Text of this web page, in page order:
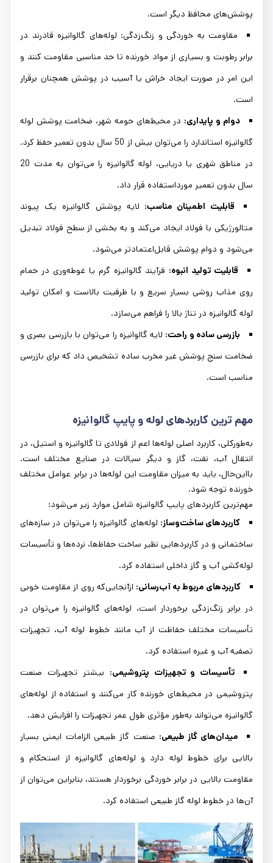
پوشش‌های محافظ دیگر است.
مقاومت به خوردگی و زنگ‌زدگی: لوله‌های گالوانیزه قادرند در
برابر رطوبت و بسیاری از مواد خورنده تا حد مناسبی مقاومت کنند و
این امر در صورت ایجاد خراش یا آسیب در پوشش همچنان برقرار
است.
دوام و پایداری: در محیط‌های حومه شهر، ضخامت پوشش لوله
گالوانیزه استاندارد را می‌توان بیش از 50 سال بدون تعمیر حفظ کرد.
در مناطق شهری یا دریایی، لوله گالوانیزه را می‌توان به مدت 20
سال بدون تعمیر مورداستفاده قرار داد.
قابلیت اطمینان مناسب: لایه پوشش گالوانیزه یک پیوند
متالورژیکی با فولاد ایجاد می‌کند و به بخشی از سطح فولاد تبدیل
می‌شود و دوام پوشش قابل‌اعتمادتر می‌شود.
قابلیت تولید انبوه: فرآیند گالوانیزه گرم یا غوطه‌وری در حمام
روی مذاب روشی بسیار سریع و با ظرفیت بالاست و امکان تولید
لوله گالوانیزه در تناژ بالا را فراهم می‌سازد.
بازرسی ساده و راحت: لایه گالوانیزه را می‌توان با بازرسی بصری و
ضخامت سنج پوشش غیر مخرب ساده تشخیص داد که برای بازرسی
مناسب است.
مهم‌ ترین کاربردهای لوله و پایپ گالوانیزه
به‌طورکلی، کاربرد اصلی لوله‌ها اعم از فولادی تا گالوانیزه و استیل، در
انتقال آب، نفت، گاز و دیگر سیالات در صنایع مختلف است.
بااین‌حال، باید به میزان مقاومت این لوله‌ها در برابر عوامل مختلف
خورنده توجه شود.
مهم‌ترین کاربردهای پایپ گالوانیزه شامل موارد زیر می‌شود:
کاربردهای ساخت‌وساز: لوله‌های گالوانیزه را می‌توان در سازه‌های
ساختمانی و در کاربردهایی نظیر ساخت حفاظ‌ها، نرده‌ها و تأسیسات
لوله‌کشی آب و گاز داخلی استفاده کرد.
کاربردهای مربوط به آب‌رسانی: ازآنجایی‌که روی از مقاومت خوبی
در برابر زنگ‌زدگی برخوردار است، لوله‌های گالوانیزه را می‌توان در
تأسیسات مختلف حفاظت از آب مانند خطوط لوله آب، تجهیزات
تصفیه آب و غیره استفاده کرد.
تأسیسات و تجهیزات پتروشیمی: بیشتر تجهیزات صنعت
پتروشیمی در محیط‌های خورنده کار می‌کنند و استفاده از لوله‌های
گالوانیزه می‌تواند به‌طور مؤثری طول عمر تجهیزات را افزایش دهد.
میدان‌های گاز طبیعی: صنعت گاز طبیعی الزامات ایمنی بسیار
بالایی برای خطوط لوله دارد و لوله‌های گالوانیزه از استحکام و
مقاومت بالایی در برابر خوردگی برخوردار هستند، بنابراین می‌توان از
آن‌ها در خطوط لوله گاز طبیعی استفاده کرد.